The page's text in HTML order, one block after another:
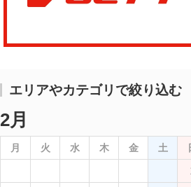
エリアやカテゴリで絞り込む
2月
月 火 水 木 金 土